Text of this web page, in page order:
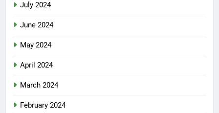
July 2024
June 2024
May 2024
April 2024
March 2024
February 2024